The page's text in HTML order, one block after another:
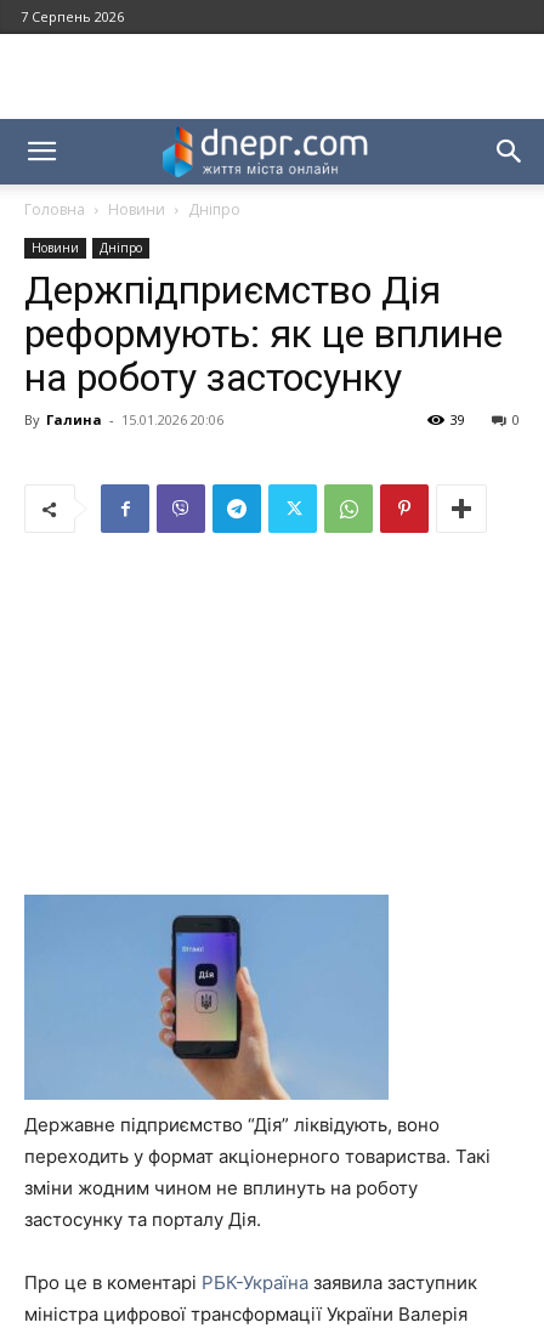
7 Серпень 2026
Головна Новини Дніпро
Новини Дніпро
Держпідприємство Дія
реформують: як це вплине
на роботу застосунку
By Галина - 15.01.2026 20:06 0
39
Державне підприємство “Дія” ліквідують, воно
переходить у формат акціонерного товариства. Такі
зміни жодним чином не вплинуть на роботу
застосунку та порталу Дія.
Про це в коментарі РБК-Україна заявила заступник
міністра цифрової трансформації України Валерія